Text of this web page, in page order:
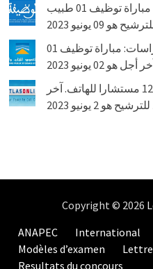
جماعة اكوراي – إقليم الحاجب: مباراة توظيف 01 طبيب
يونيو 2023
المختبر العمومي للتجارب والدراسات: مباراة توظيف 01
أطلس أون لاين: مباراة توظيف 12 مستشارا للهاتف. آخر
هو 2 يونيو 2023
Copyright © 2026
ANAPEC
International
Modèles d’examen
Resultats du concours